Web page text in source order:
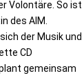
Volontäre. So ist
des AIM.
der Musik und
CD
gemeinsam